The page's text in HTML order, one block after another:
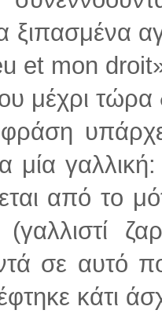
ξιπασμένα
et mon
μέχρι τώρα
μία
από το
(γαλλιστί
σε αυτό
κάτι